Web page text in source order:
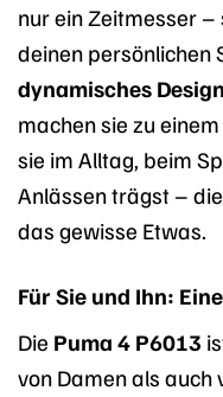
nur ein Zeitmesser –
deinen persönlichen
dynamisches Design
machen sie zu
sie im Alltag, beim
Anlässen trägst –
das gewisse Etwas.
Für Sie und Ihn:
Die Puma 4 P6013
von Damen als